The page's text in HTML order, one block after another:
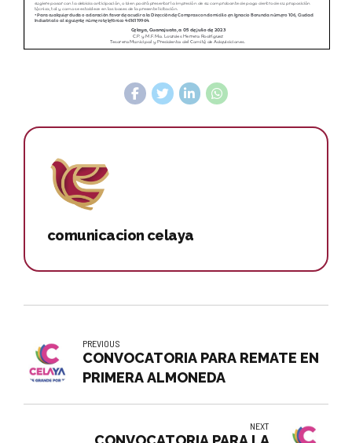
comunicacion celaya
PREVIOUS
CONVOCATORIA PARA REMATE EN
PRIMERA ALMONEDA
NEXT